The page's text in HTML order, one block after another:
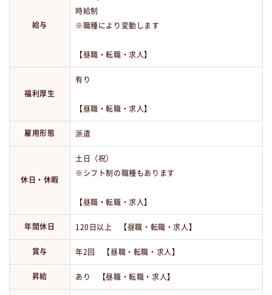
給与
時給制
※職種により変動します
【昼職・転職・求人】
福利厚生
有り
【昼職・転職・求人】
雇用形態 派遣
休日・休暇
土日（祝）
※シフト制の職種もあります
【昼職・転職・求人】
年間休日 120日以上 【昼職・転職・求人】
賞与 年2回 【昼職・転職・求人】
昇給 あり 【昼職・転職・求人】